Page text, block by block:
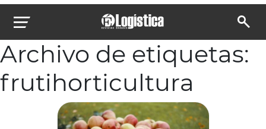
Archivo de etiquetas:
frutihorticultura